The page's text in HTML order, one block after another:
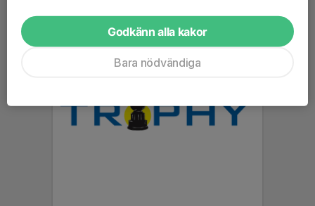
Godkänn alla kakor
Bara nödvändiga